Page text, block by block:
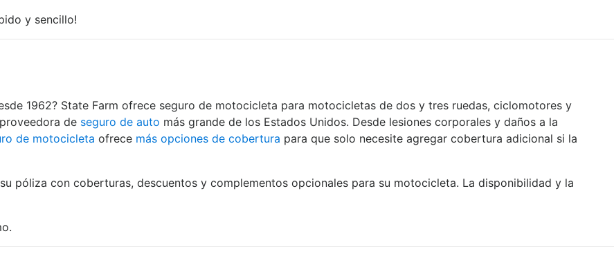
y sencillo!
1962? State Farm ofrece seguro de motocicleta para motocicletas de dos y tres ruedas, ciclomotores y
de seguro de auto más grande de los Estados Unidos. Desde lesiones corporales y daños a la
de motocicleta ofrece más opciones de cobertura para que solo necesite agregar cobertura adicional si la
póliza con coberturas, descuentos y complementos opcionales para su motocicleta. La disponibilidad y la